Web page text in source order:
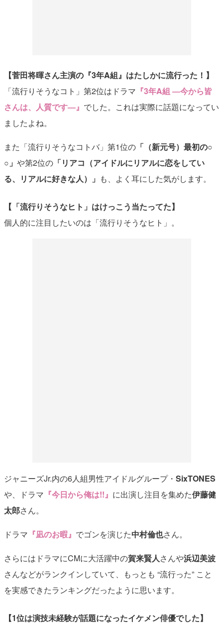
【菅田将暉さん主演の『3年A組』はたしかに流行った！】
「流行りそうなコト」第2位はドラマ 『3年A組 ―今から皆
さんは、人質です―』 でした。これは実際に話題になってい
ましたよね。
また「流行りそうなコトバ」第1位の「（新元号）最初の○
○」 や第2位の「リアコ（アイドルにリアルに恋をしてい
る、リアルに好きな人）」 も、よく耳にした気がします。
【「流行りそうなヒト」はけっこう当たってた】
個人的に注目したいのは「流行りそうなヒト」。
ジャニーズJr.内の6人組男性アイドルグループ・ SixTONES
や、ドラマ 『今日から俺は!!』 に出演し注目を集めた伊藤健
太郎さん。
ドラマ 『凪のお暇』 でゴンを演じた中村倫也さん。
さらにはドラマにCMに大活躍中の賀来賢人さんや浜辺美波
さんなどがランクインしていて、もっとも “流行った” こと
を実感できたランキングだったように思います。
【1位は演技未経験が話題になったイケメン俳優でした】